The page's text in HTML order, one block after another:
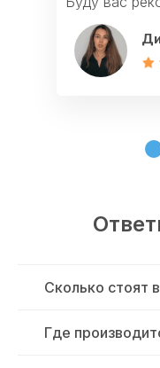
Сколько стоят
Где